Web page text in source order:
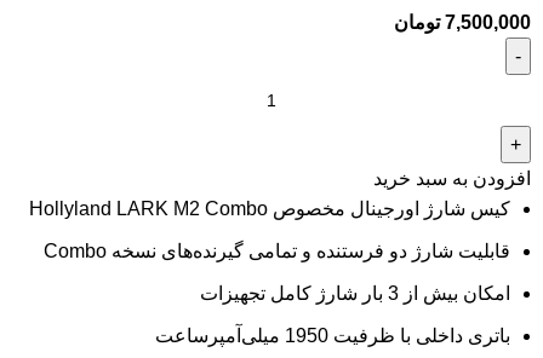
7,500,000 تومان
افزودن به سبد خرید
کیس شارژ اورجینال مخصوص Hollyland LARK M2 Combo
قابلیت شارژ دو فرستنده و تمامی گیرنده‌های نسخه Combo
امکان بیش از 3 بار شارژ کامل تجهیزات
باتری داخلی با ظرفیت 1950 میلی‌آمپرساعت